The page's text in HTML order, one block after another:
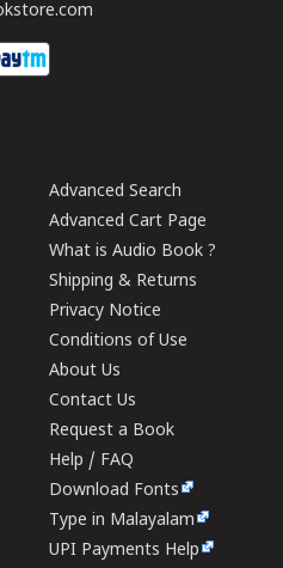
Advanced Search
Advanced Cart Page
What is Audio Book ?
Shipping & Returns
Privacy Notice
Conditions of Use
About Us
Contact Us
Request a Book
Help / FAQ
Download Fonts
Type in Malayalam
UPI Payments Help